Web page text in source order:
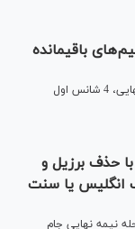
تیم‌های باقیمانده
با مشخص شدن تکلیف تیم‌های حاضر در مرحله نیمه نهایی، 4 شانس اول
با حذف برزیل و
انگلیس یا سنت
نیمه نهایی جام